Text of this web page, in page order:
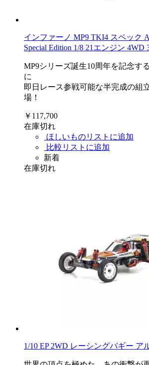
インファーノ MP9 TKI4 スペック A
Special Edition 1/8 21エンジン 4WD
MP9シリーズ誕生10周年を記念す
に
即日レース参戦可能な半完成の組
場！
￥117,700
在庫切れ
ほしいものリストに追加
比較リストに追加
新着
在庫切れ
1/10 EP 2WD レーシングバギー ア